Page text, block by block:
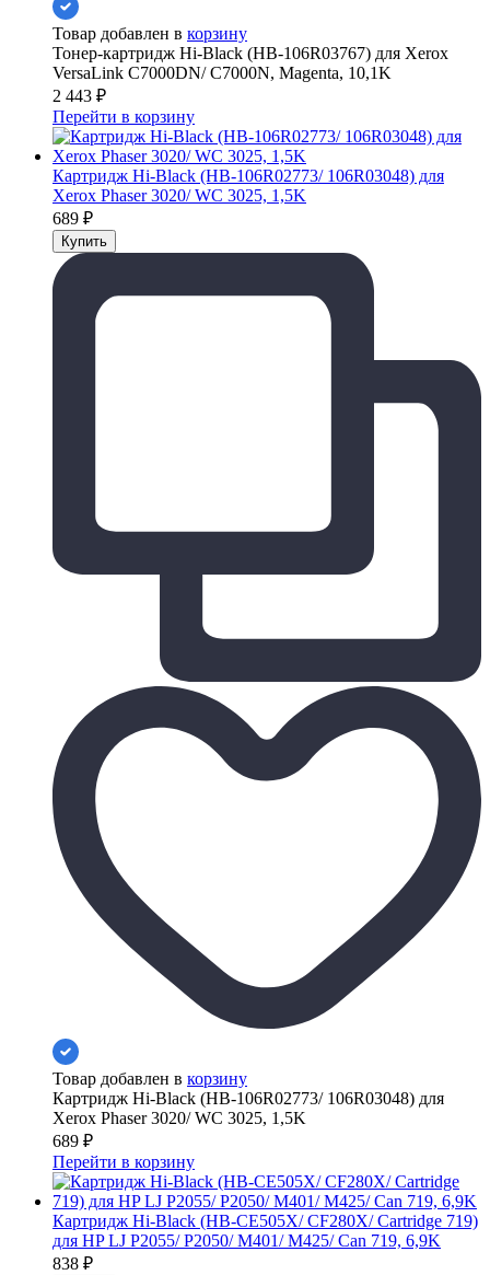
Товар добавлен в корзину
Тонер-картридж Hi-Black (HB-106R03767) для Xerox
VersaLink C7000DN/ C7000N, Magenta, 10,1K
2 443 ₽
Перейти в корзину
Картридж Hi-Black (HB-106R02773/ 106R03048) для
Xerox Phaser 3020/ WC 3025, 1,5K
689 ₽
Товар добавлен в корзину
Картридж Hi-Black (HB-106R02773/ 106R03048) для
Xerox Phaser 3020/ WC 3025, 1,5K
689 ₽
Перейти в корзину
Картридж Hi-Black (HB-CE505X/ CF280X/ Cartridge 719)
для HP LJ P2055/ P2050/ M401/ M425/ Can 719, 6,9K
838 ₽